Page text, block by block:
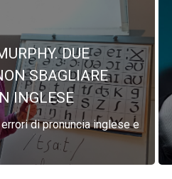
DUE
SBAGLIARE
INGLESE
di pronuncia inglese e